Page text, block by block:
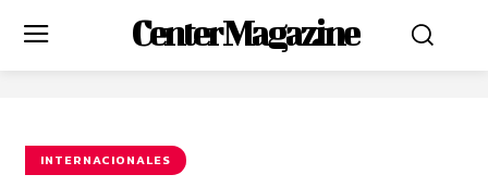
Center Magazine
INTERNACIONALES